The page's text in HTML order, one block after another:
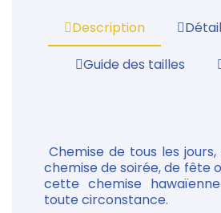
Description
Guide des tailles
Chemise de tous les jours,
chemise de soirée, de fête
cette chemise
toute circonstance.